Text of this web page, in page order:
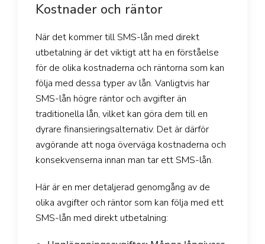
Kostnader och räntor
När det kommer till SMS-lån med direkt
utbetalning är det viktigt att ha en förståelse
för de olika kostnaderna och räntorna som kan
följa med dessa typer av lån. Vanligtvis har
SMS-lån högre räntor och avgifter än
traditionella lån, vilket kan göra dem till en
dyrare finansieringsalternativ. Det är därför
avgörande att noga överväga kostnaderna och
konsekvenserna innan man tar ett SMS-lån.
Här är en mer detaljerad genomgång av de
olika avgifter och räntor som kan följa med ett
SMS-lån med direkt utbetalning: